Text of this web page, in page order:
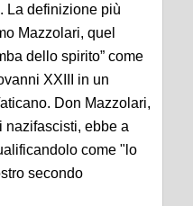
La definizione più
Mazzolari, quel
dello spirito” come
XXIII in un
Don Mazzolari,
nazifascisti, ebbe a
come "lo
secondo